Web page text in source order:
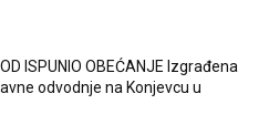
ISPUNIO OBEĆANJE Izgrađena
odvodnje na Konjevcu u